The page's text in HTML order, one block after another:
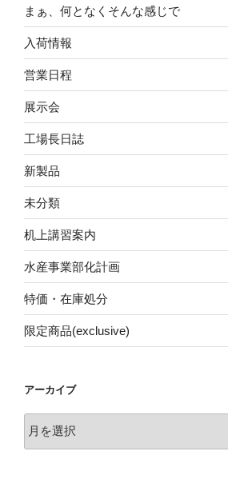
まぁ、何となくそんな感じで
入荷情報
営業日程
展示会
工場長日誌
新製品
未分類
机上講習案内
水産事業部化計画
特価・在庫処分
限定商品(exclusive)
アーカイブ
ー